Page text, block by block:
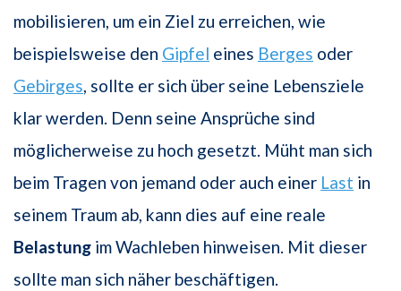
mobilisieren, um ein Ziel zu erreichen, wie
beispielsweise den Gipfel eines Berges oder
Gebirges , sollte er sich über seine Lebensziele
klar werden. Denn seine Ansprüche sind
möglicherweise zu hoch gesetzt. Müht man sich
beim Tragen von jemand oder auch einer Last in
seinem Traum ab, kann dies auf eine reale
Belastung im Wachleben hinweisen. Mit dieser
sollte man sich näher beschäftigen.